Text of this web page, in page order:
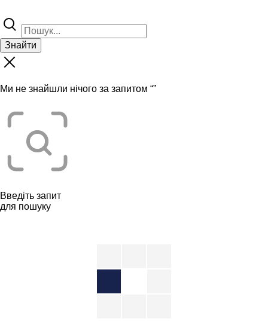
Знайти
Ми не знайшли нічого за запитом “”
Введіть запит
для пошуку